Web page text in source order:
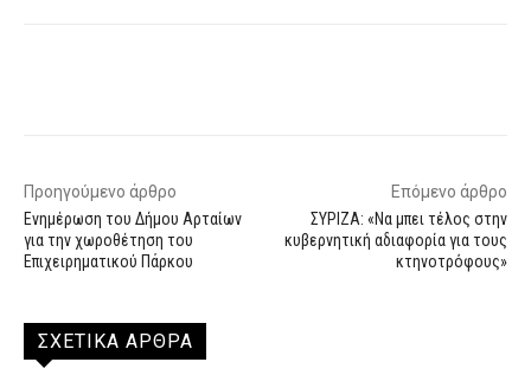
Προηγούμενο άρθρο
Ενημέρωση του Δήμου Αρταίων
για την χωροθέτηση του
Επιχειρηματικού Πάρκου
Επόμενο άρθρο
ΣΥΡΙΖΑ: «Να μπει τέλος στην
κυβερνητική αδιαφορία για τους
κτηνοτρόφους»
ΣΧΕΤΙΚΑ ΑΡΘΡΑ